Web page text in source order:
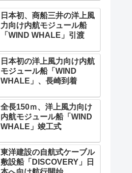
日本初、商船三井の洋上風
力向け内航モジュール船
「WIND WHALE」引渡
日本初の洋上風力向け内航
モジュール船「WIND
WHALE」、長崎到着
全長150ｍ、洋上風力向け
内航モジュール船「WIND
WHALE」竣工式
東洋建設の自航式ケーブル
敷設船「DISCOVERY」日